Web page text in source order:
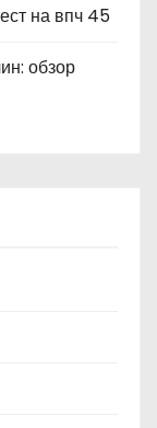
на впч 45
обзор